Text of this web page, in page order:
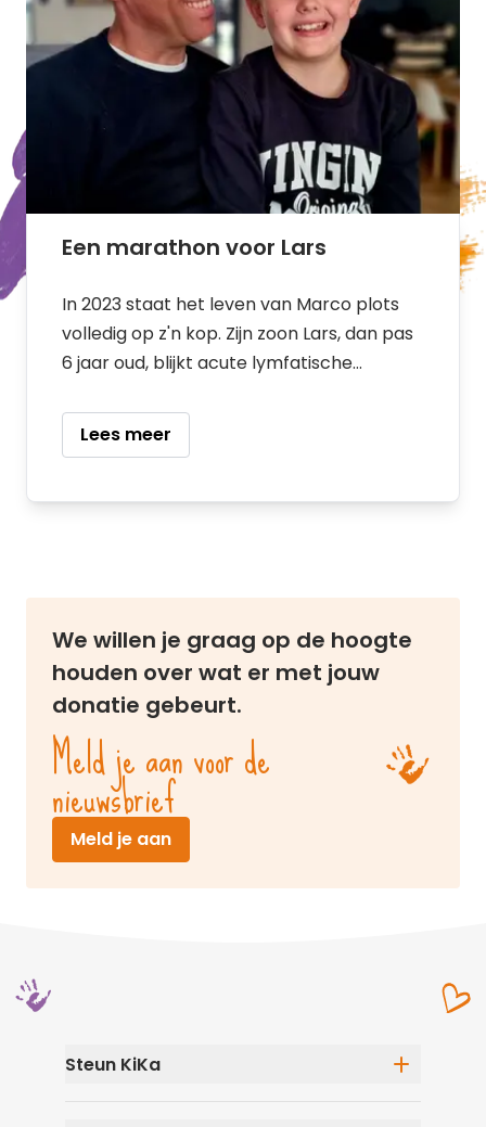
Een marathon voor Lars
In 2023 staat het leven van Marco plots
volledig op z'n kop. Zijn zoon Lars, dan pas
6 jaar oud, blijkt acute lymfatische
nooit iets aan de hand. En nu opeens was
hij heel ziek.”
Lees meer
We willen je graag op de hoogte
houden over wat er met jouw
donatie gebeurt.
Meld je aan voor de
nieuwsbrief
Meld je aan(opent in nieuw venster)
Steun KiKa